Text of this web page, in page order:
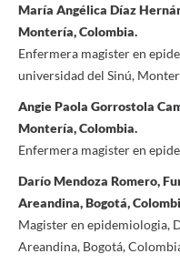
María Angélica Díaz
Montería, Colombia.
Enfermera magister en
universidad del Sinú,
Angie Paola Gorrostola
Montería, Colombia.
Enfermera magister en
Darío Mendoza Romero,
Areandina, Bogotá,
Magister en epidemiologia,
Areandina, Bogotá,